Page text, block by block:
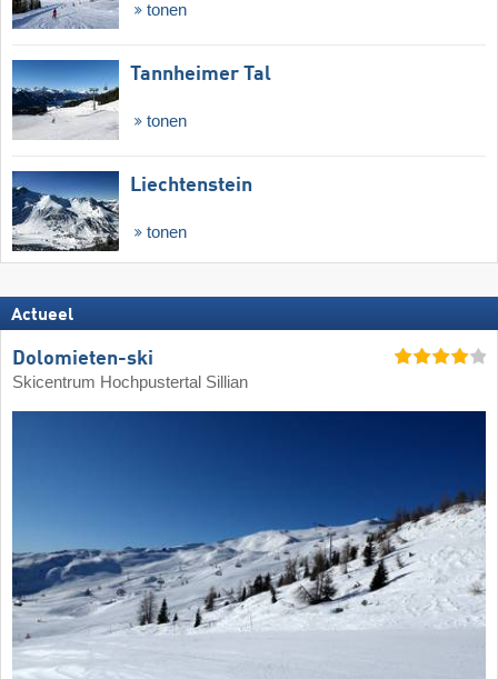
tonen
Tannheimer Tal
tonen
Liechtenstein
tonen
Actueel
Dolomieten-ski
Skicentrum Hochpustertal Sillian